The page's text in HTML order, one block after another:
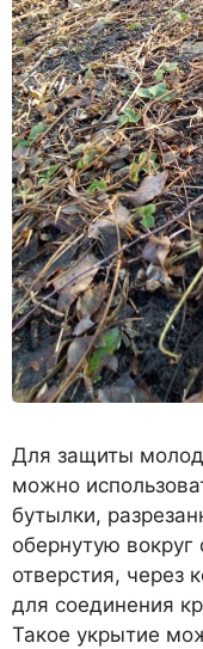
Для защиты
можно
бутылки,
обернутую
отверстия, через
для соединения
Такое укрытие